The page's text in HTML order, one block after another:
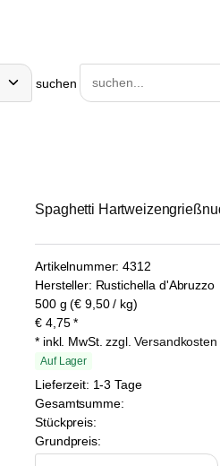
suchen
Spaghetti
Artikelnummer: 4312
Hersteller: Rustichella d'Abruzzo
500 g (€ 9,50 / kg)
€ 4,75 *
* inkl. MwSt.zzgl. Versandkosten
Auf Lager
Lieferzeit: 1-3 Tage
Gesamtsumme:
Stückpreis:
Grundpreis: